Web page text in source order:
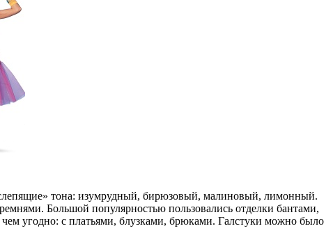
тона: изумрудный, бирюзовый, малиновый, лимонный.
Большой популярностью пользовались отделки бантами,
угодно: с платьями, блузками, брюками. Галстуки можно было